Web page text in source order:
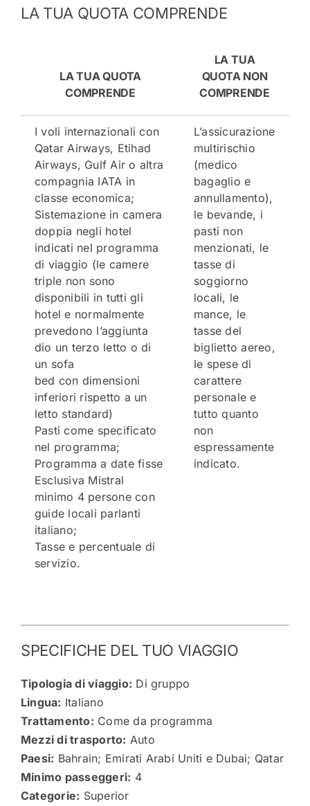
LA TUA QUOTA COMPRENDE
LA TUA QUOTA
COMPRENDE
LA TUA
QUOTA NON
COMPRENDE
I voli internazionali con
Qatar Airways, Etihad
Airways, Gulf Air o altra
compagnia IATA in
classe economica;
Sistemazione in camera
doppia negli hotel
indicati nel programma
di viaggio (le camere
triple non sono
disponibili in tutti gli
hotel e normalmente
prevedono l’aggiunta
dio un terzo letto o di
un sofa
bed con dimensioni
inferiori rispetto a un
letto standard)
Pasti come specificato
nel programma;
Programma a date fisse
Esclusiva Mistral
minimo 4 persone con
guide locali parlanti
italiano;
Tasse e percentuale di
servizio.
L’assicurazione
multirischio
(medico
bagaglio e
annullamento),
le bevande, i
pasti non
menzionati, le
tasse di
soggiorno
locali, le
mance, le
tasse del
biglietto aereo,
le spese di
carattere
personale e
tutto quanto
non
espressamente
indicato.
SPECIFICHE DEL TUO VIAGGIO
Tipologia di viaggio: Di gruppo
Lingua: Italiano
Trattamento: Come da programma
Mezzi di trasporto: Auto
Paesi: Bahrain; Emirati Arabi Uniti e Dubai; Qatar
Minimo passeggeri: 4
Categorie: Superior